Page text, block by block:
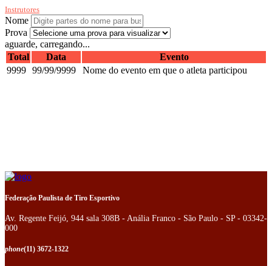
Instrutores
Nome
Prova
aguarde, carregando...
Total
Data
Evento
9999 99/99/9999 Nome do evento em que o atleta participou
Federação Paulista de Tiro Esportivo
Av. Regente Feijó, 944 sala 308B - Anália Franco - São Paulo - SP - 03342-
000
phone(11) 3672-1322